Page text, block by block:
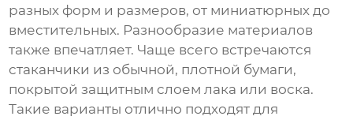
разных форм и размеров, от миниатюрных до
вместительных. Разнообразие материалов
также впечатляет. Чаще всего встречаются
стаканчики из обычной, плотной бумаги,
покрытой защитным слоем лака или воска.
Такие варианты отлично подходят для